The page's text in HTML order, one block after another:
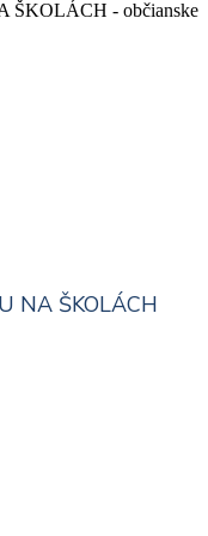
ŠKOLÁCH - občianske
NA ŠKOLÁCH